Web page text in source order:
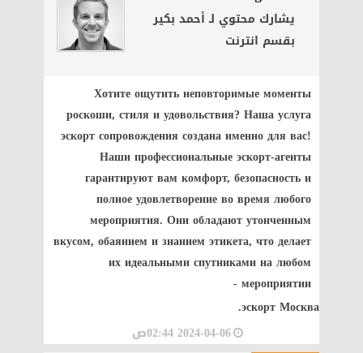
يشارك محتوي لـ أحمد بكير
بقسم انترنت
Хотите ощутить неповторимые моменты
роскоши, стиля и удовольствия? Наша услуга
эскорт сопровождения создана именно для вас!
Наши профессиональные эскорт-агенты
гарантируют вам комфорт, безопасность и
полное удовлетворение во время любого
мероприятия. Они обладают утонченным
вкусом, обаянием и знанием этикета, что делает
их идеальными спутниками на любом
мероприятии -
эскорт Москва.
2024-04-06 02:44ص